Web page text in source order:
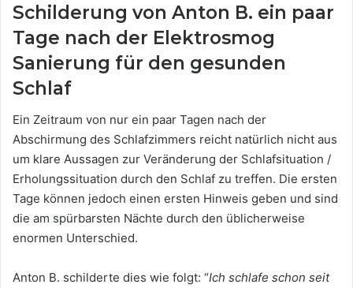
Schilderung von Anton B. ein paar
Tage nach der Elektrosmog
Sanierung für den gesunden
Schlaf
Ein Zeitraum von nur ein paar Tagen nach der
Abschirmung des Schlafzimmers reicht natürlich nicht aus
um klare Aussagen zur Veränderung der Schlafsituation /
Erholungssituation durch den Schlaf zu treffen. Die ersten
Tage können jedoch einen ersten Hinweis geben und sind
die am spürbarsten Nächte durch den üblicherweise
enormen Unterschied.
Anton B. schilderte dies wie folgt: “Ich schlafe schon seit